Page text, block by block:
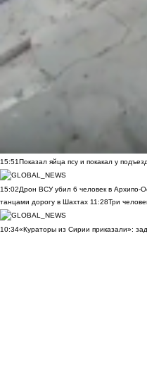
15:51Показал яйца псу и покакал у
15:02Дрон ВСУ убил 6 человек в Архипо-
танцами дорогу в Шахтах 11:28Три
10:34«Кураторы из Сирии приказали»: